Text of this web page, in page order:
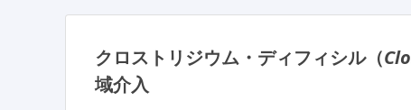
クロストリジウム・ディフィシル（
域介入